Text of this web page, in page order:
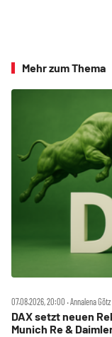
Mehr zum Thema
07.08.2026, 20:00 ‧ Annalena Götz
DAX setzt neuen
Munich Re &